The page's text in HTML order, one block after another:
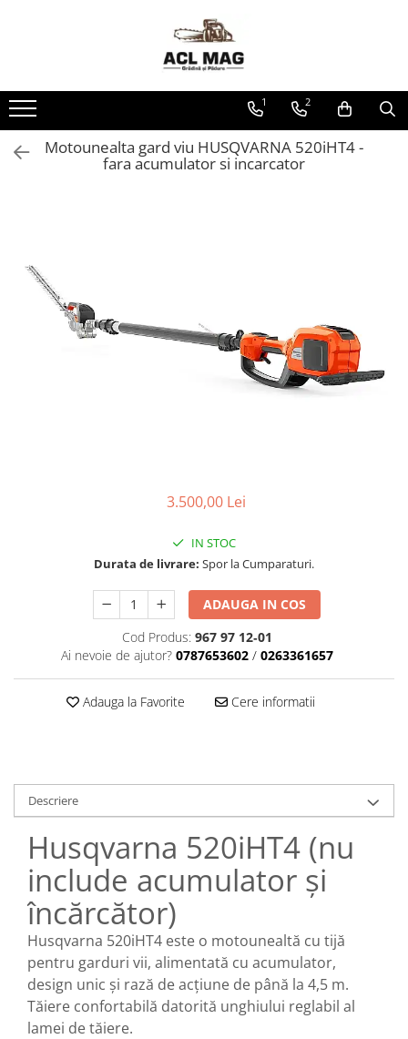
Acumulatori
Aparat gard electric
Canistre
Husqvarna Construction
Motoferastrau Acumulator
Accesorii Motoferastraie
Freza de Zapada
Accesorii Motocoase
Ham Motocoasa
Tractoare de grădină
TUNING
Gheara Doborare
Maner de Pila
Maner Demaror
Aparat de spalat cu presiune
Generator de curent
Robot de Tuns Gazon
Accesorii Robot de tuns gazon
1 2
Motounealta gard viu HUSQVARNA 520iHT4 -
fara acumulator si incarcator
3.500,00 Lei
IN STOC
Durata de livrare: Spor la Cumparaturi.
ADAUGA IN COS
Cod Produs: 967 97 12‑01
Ai nevoie de ajutor? 0787653602 / 0263361657
Adauga la Favorite Cere informatii
Descriere
Husqvarna 520iHT4 (nu
include acumulator și
încărcător)
Husqvarna 520iHT4 este o motounealtă cu tijă
pentru garduri vii, alimentată cu acumulator,
design unic și rază de acțiune de până la 4,5 m.
Tăiere confortabilă datorită unghiului reglabil al
lamei de tăiere.